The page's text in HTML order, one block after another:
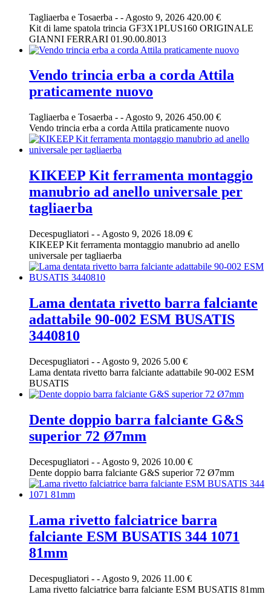
Tagliaerba e Tosaerba - - Agosto 9, 2026 420.00 €
Kit di lame spatola trincia GF3X1PLUS160 ORIGINALE
GIANNI FERRARI 01.90.00.8013
Vendo trincia erba a corda Attila
praticamente nuovo
Tagliaerba e Tosaerba - - Agosto 9, 2026 450.00 €
Vendo trincia erba a corda Attila praticamente nuovo
KIKEEP Kit ferramenta montaggio
manubrio ad anello universale per
tagliaerba
Decespugliatori - - Agosto 9, 2026 18.09 €
KIKEEP Kit ferramenta montaggio manubrio ad anello
universale per tagliaerba
Lama dentata rivetto barra falciante
adattabile 90-002 ESM BUSATIS
3440810
Decespugliatori - - Agosto 9, 2026 5.00 €
Lama dentata rivetto barra falciante adattabile 90-002 ESM
BUSATIS
Dente doppio barra falciante G&S
superior 72 Ø7mm
Decespugliatori - - Agosto 9, 2026 10.00 €
Dente doppio barra falciante G&S superior 72 Ø7mm
Lama rivetto falciatrice barra
falciante ESM BUSATIS 344 1071
81mm
Decespugliatori - - Agosto 9, 2026 11.00 €
Lama rivetto falciatrice barra falciante ESM BUSATIS 81mm